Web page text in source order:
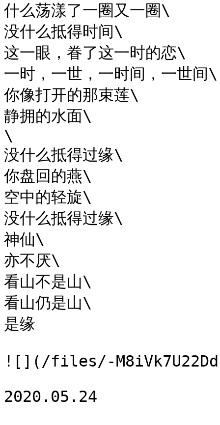
什么荡漾了一圈又一圈\
没什么抵得时间\
这一眼，眷了这一时的恋\
一时，一世，一时间，一世间\
你像打开的那束莲\
静拥的水面\
\
没什么抵得过缘\
你盘回的燕\
空中的轻旋\
没什么抵得过缘\
神仙\
亦不厌\
看山不是山\
看山仍是山\
是缘
![](/files/-